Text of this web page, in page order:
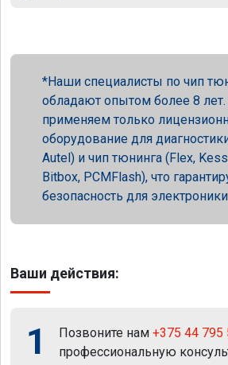
Наши специалисты по чип
обладают опытом более 8
применяем только
оборудование для
Autel) и чип тюнинга (Flex,
Bitbox, PCMFlash), что
безопасность для
Ваши действия:
1 Позвоните нам +375 44 795
профессиональную